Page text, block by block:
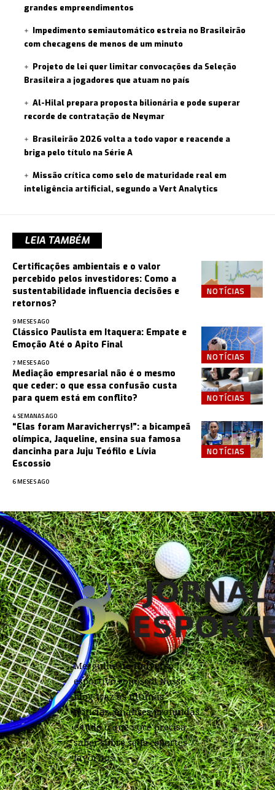
grandes empreendimentos
Impedimento semiautomático estreia no Brasileirão
com checagens de menos de um minuto
Projeto de lei quer limitar convocações da Seleção
Brasileira a jogadores que atuam no país
Al-Hilal prepara proposta bilionária e pode superar
recorde de contratação de Neymar
Brasileirão 2026 volta a todo vapor e reacende a
briga pelo título na Série A
Missão crítica como selo de maturidade real em
inteligência artificial, segundo a Vert Analytics
LEIA TAMBÉM
NOTÍCIAS
Certificações ambientais e o valor
percebido pelos investidores: Como a
sustentabilidade influencia decisões e
retornos?
9 MESES AGO
NOTÍCIAS
Clássico Paulista em Itaquera: Empate e
Emoção Até o Apito Final
7 MESES AGO
NOTÍCIAS
Mediação empresarial não é o mesmo
que ceder: o que essa confusão custa
para quem está em conflito?
4 SEMANAS AGO
NOTÍCIAS
“Elas foram Maravicherrys!”: a bicampeã
olímpica, Jaqueline, ensina sua famosa
dancinha para Juju Teófilo e Lívia
Escossio
6 MESES AGO
Mergulhe no universo
esportivo conosco! Nosso
blog traz as últimas
notícias, análises profundas
e tudo o que você precisa
saber sobre seus esportes
favoritos.